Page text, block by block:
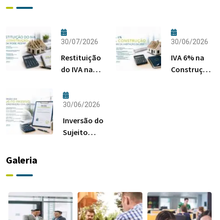
30/07/2026
Restituição
do IVA na
Quem Pode
Pedir?
30/06/2026
IVA 6% na
Construção:
30/06/2026
Inversão do
Sujeito
Galeria